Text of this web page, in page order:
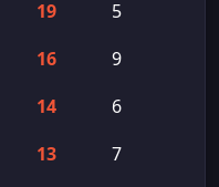
19
5
16
9
14
6
13
7